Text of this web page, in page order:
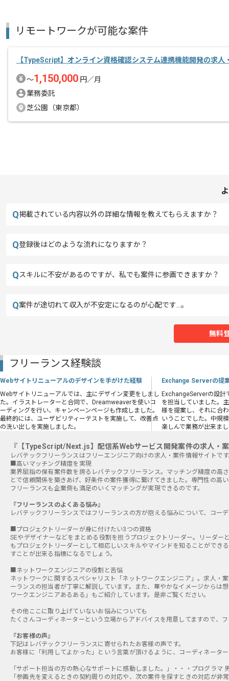
リモートワークが可能な案件
【TypeScript】オンライン資格確認システム連携機能開発の求人
〜1,150,000 円／月
業務委託
芝公園（東京都）
Q掲載されている内容以外の詳細な情報を教えてもらえますか？
Q登録後はどのような流れになりますか？
Qスキルに不安があるのですが、私でも案件に参画できますか？
Q案件が途切れて収入が不安定になるのが心配です…。
無料
フリーランス経験談
Webサイトリニューアルのデザインを手がけた経験
Webサイトリニューアルでは、主にデザイン変更をしまし
た。イラストレーターと合同で、Dreamweaverを使いコ
ーディングを行い、キャンペーンページも作成しました。
最終的には、ユーザビリティーテストを実施して、改善点
の洗い出しを実施しました。
Exchange Serverの提
ExchangeServerの設計
を担当していました。
様を提案し、それに合
いうことでした。中規
楽しんで業務が出来ま
『【TypeScript/Next.js】配信系Webサービス開発案件の求人・
■高いマッチング精度を実現
業界屈指の保有案件数を誇るレバテックフリーランス。マッチング精度の高
とで信頼関係を築きあげ、好条件の案件獲得に繋げてきました。専門性の
フリーランスも企業側も満足のいくマッチングが実現できるのです。
『フリーランスのよくある悩み』
レバテックフリーランスではフリーランスの方が抱える悩みについて、コー
■プロジェクトリーダーが身に付けたい3つの資格
SEやデザイナーなどをまとめる役割を担うプロジェクトリーダー。リーダ
もプロジェクトリーダーとして相応しいスキルやマインドを知ることがで
すことが出来る指標になるでしょう。
■ネットワークエンジニアの役割と苦悩
ネットワークに関するスペシャリスト「ネットワークエンジニア」。求人
ーランスの担当者が丁寧に解説しています。また、華やかなイメージから
ワークエンジニアあるある」もご紹介しています。是非ご覧ください。
その他ここに取り上げていないお悩みについても
たくさんコーディネーターという立場からアドバイスを用意してますので、
『お客様の声』
下記はレバテックフリーランスに寄せられたお客様の声です。
お客様に「利用してよかった」という言葉が頂けるように、コーディネータ
「サポート担当の方の熱心なサポートに感動しました。」・・・プログラマ
「参画先を変えるときの契約周りの対応や、次の案件を探すときの対応が